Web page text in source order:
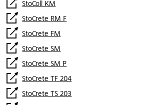
StoColl KM
StoCrete RM F
StoCrete FM
StoCrete SM
StoCrete SM P
StoCrete TF 204
StoCrete TS 203